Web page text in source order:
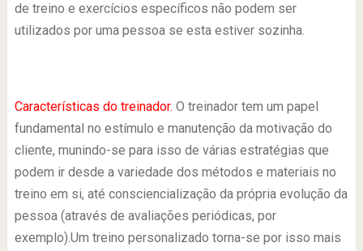
de treino e exercícios específicos não podem ser
utilizados por uma pessoa se esta estiver sozinha.
Características do treinador. O treinador tem um papel
fundamental no estímulo e manutenção da motivação do
cliente, munindo-se para isso de várias estratégias que
podem ir desde a variedade dos métodos e materiais no
treino em si, até consciencialização da própria evolução da
pessoa (através de avaliações periódicas, por
exemplo).Um treino personalizado torna-se por isso mais